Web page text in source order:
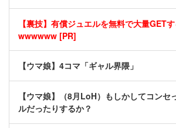
【裏技】有償ジュエルを無料で大量GET
wwwwww [PR]
【ウマ娘】4コマ「ギャル界隈」
【ウマ娘】（8月LoH）もしかしてコンセ
ルだったりするか？